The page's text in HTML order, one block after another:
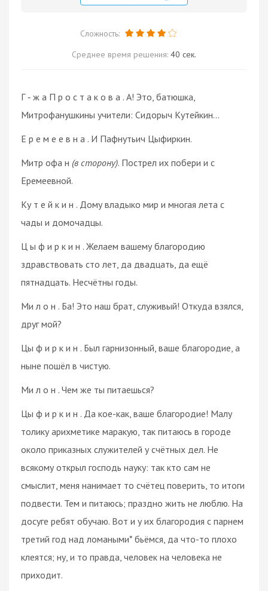
Сложность:
Среднее время решения: 40 сек.
Г ‑ ж а П р о с т а к о в а . А! Это, батюшка,
Митрофанушкины учители: Сидорыч Кутейкин…
Е р е м е е в н а . И Пафнутьич Цыфиркин.
Митр офа н (в сторону). Пострел их побери и с
Еремеевной.
Ку т е й к и н . Дому владыко мир и многая лета с
чады и домочадцы.
Ц ы ф и р к и н . Желаем вашему благородию
здравствовать сто лет, да двадцать, да ещё
пятнадцать. Несчётны годы.
Ми л о н . Ба! Это наш брат, служивый! Откуда взялся,
друг мой?
Цы ф и р к и н . Был гарнизонный, ваше благородие, а
ныне пошёл в чистую.
Ми л о н . Чем же ты питаешься?
Цы ф и р к и н . Да кое-как, ваше благородие! Малу
толику арихметике маракую, так питаюсь в городе
около приказных служителей у счётных дел. Не
всякому открыл господь науку: так кто сам не
смыслит, меня нанимает то счётец поверить, то итоги
подвести. Тем и питаюсь; праздно жить не люблю. На
досуге ребят обучаю. Вот и у их благородия с парнем
третий год над ломаными* бьёмся, да что-то плохо
клеятся; ну, и то правда, человек на человека не
приходит.